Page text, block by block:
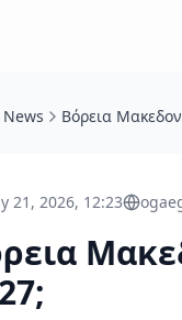
News
21, 2026, 12:23